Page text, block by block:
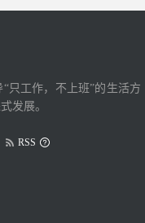
只工作，不上班”的生活方
发展。
RSS